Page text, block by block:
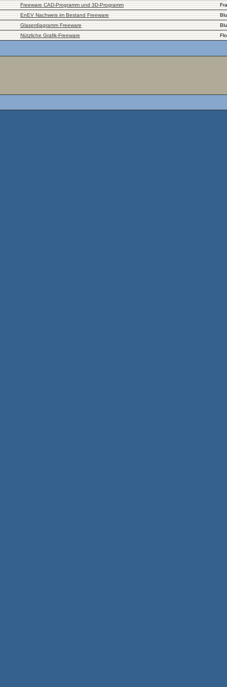
Freeware CAD-Programm und 3D-Programm
EnEV Nachweis im Bestand Freeware
Glaserdiagramm Freeware
Nützliche Grafik-Freeware
Flo